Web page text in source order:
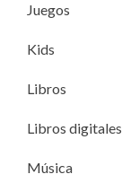
Juegos
Kids
Libros
Libros digitales
Música